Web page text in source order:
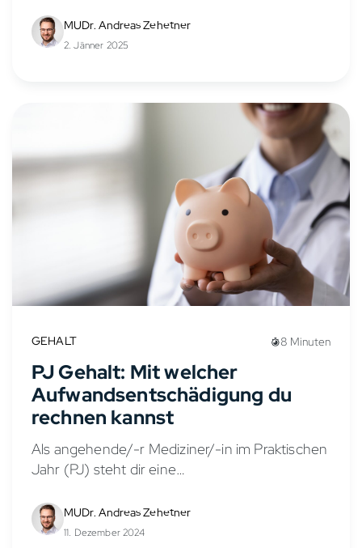
vielseitigen Fachbereich. Das Gehalt eines
Frauenarztes/-ärztin hängt von verschiedenen
MUDr. Andreas Zehetner
2. Jänner 2025
GEHALT 8 Minuten
PJ Gehalt: Mit welcher
Aufwandsentschädigung du
rechnen kannst
Als angehende/-r Mediziner/-in im Praktischen
Jahr (PJ) steht dir eine
Gehalt oder PJ Vergütung bezeichnet wird.
Diese Praktikumsvergütung soll deine
MUDr. Andreas Zehetner
11. Dezember 2024